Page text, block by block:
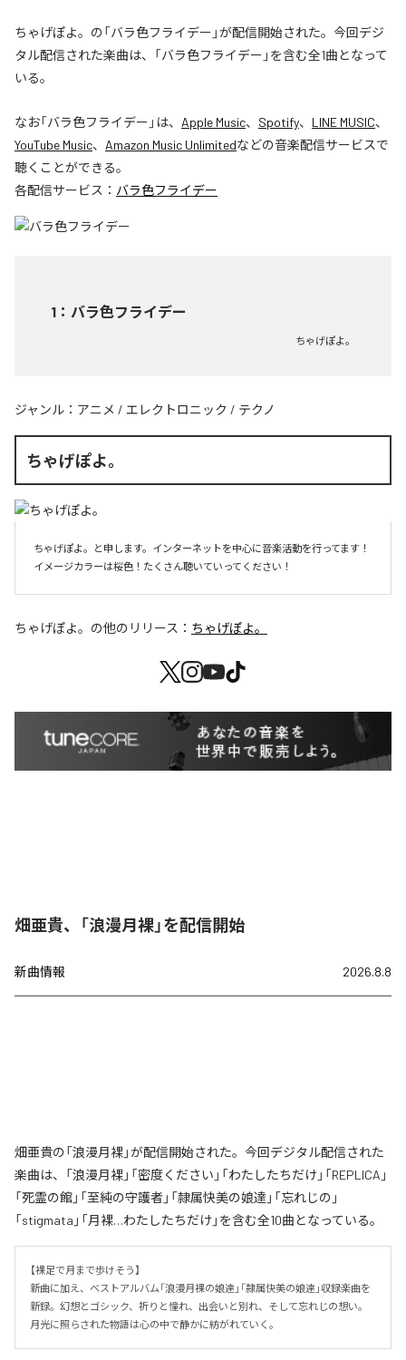
ちゃげぽよ。の「バラ色フライデー」が配信開始された。今回デジ
タル配信された楽曲は、「バラ色フライデー」を含む全1曲となって
いる。
なお「バラ色フライデー 」は、 Apple Music、 Spotify、 LINE MUSIC、
YouTube Music、 Amazon Music Unlimitedなどの音楽配信サービスで
聴くことができる。
各配信サービス： バラ色フライデー
1 ： バラ色フライデー
ちゃげぽよ。
ジャンル： アニメ / エレクトロニック / テクノ
ちゃげぽよ。
ちゃげぽよ。と申します。インターネットを中心に音楽活動を行ってます！
イメージカラーは桜色！たくさん聴いていってください！
ちゃげぽよ。 の他のリリース： ちゃげぽよ。
畑亜貴、「浪漫月裸」を配信開始
新曲情報 2026.8.8
畑亜貴の「浪漫月裸」が配信開始された。今回デジタル配信された
楽曲は、「浪漫月裸」「密度ください」「わたしたちだけ」「REPLICA」
「死霊の館」「至純の守護者」「隷属快美の娘達」「忘れじの」
「stigmata」「月裸…わたしたちだけ」を含む全10曲となっている。
【裸足で月まで歩けそう】
新曲に加え、ベストアルバム「浪漫月裸の娘達」「隷属快美の娘達」収録楽曲を
新録。幻想とゴシック、祈りと憧れ、出会いと別れ、そして忘れじの想い。
月光に照らされた物語は心の中で静かに紡がれていく。